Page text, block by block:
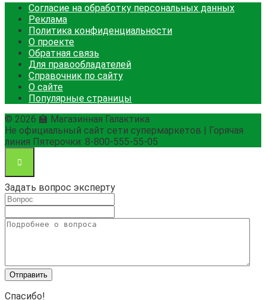
Согласие на обработку персональных данных
Реклама
Политика конфиденциальности
О проекте
Обратная связь
Для правообладателей
Справочник по сайту
О сайте
Популярные страницы
© 2026 🏫 Магазинная Галактика
Не официальный сайт сети супермаркетов | Горячая
линия Пятерочки: 8-800-555-55-05
Задать вопрос эксперту
Спасибо!